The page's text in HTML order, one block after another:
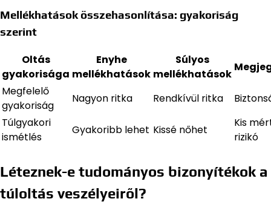
Mellékhatások összehasonlítása: gyakoriság
szerint
Oltás
gyakorisága
Enyhe
mellékhatások
Súlyos
mellékhatások
Megfelelő
gyakoriság
Nagyon ritka Rendkívül ritka
Túlgyakori
ismétlés
Gyakoribb lehet Kissé nőhet
Kis
rizikó
Léteznek-e tudományos bizonyítékok a
túloltás veszélyeiről?